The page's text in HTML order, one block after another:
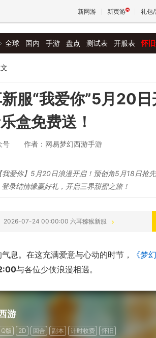
新网游 新页游 礼包
全球 国内 手游 盘点 测试表 开服表 怀
服“我爱你”5月20日
盒免费送！
号 作者：网易梦幻西游手游
我爱你】5月20日浪漫开启！预创角5月18日抢
录结情缘赢好礼，开启三界甜蜜之旅！
2026-07-24 00:00:00 六耳猕猴新服
息。在这充满爱意与心动的时节， 《梦
与各位少侠浪漫相遇。
游
Q版 2D 回合 副本 计时收费 怀旧